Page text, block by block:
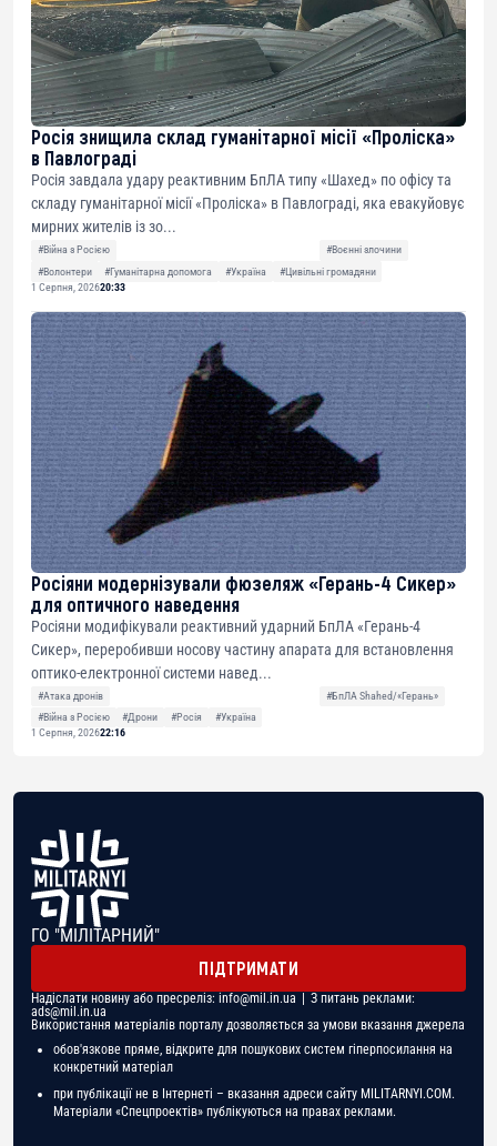
Росія знищила склад гуманітарної місії «Проліска»
в Павлограді
Росія завдала удару реактивним БпЛА типу «Шахед» по офісу та
складу гуманітарної місії «Проліска» в Павлограді, яка евакуйовує
мирних жителів із зо...
#Війна з Росією
#Воєнні злочини
#Волонтери
#Гуманітарна допомога #Україна
#Цивільні громадяни
1 Серпня, 202620:33
Росіяни модернізували фюзеляж «Герань-4 Сикер»
для оптичного наведення
Росіяни модифікували реактивний ударний БпЛА «Герань-4
Сикер», переробивши носову частину апарата для встановлення
оптико-електронної системи навед...
#Атака дронів
#БпЛА Shahed/«Герань»
#Війна з Росією
#Дрони #Росія
#Україна
1 Серпня, 202622:16
ГО "МІЛІТАРНИЙ"
ПІДТРИМАТИ
Надіслати новину або пресреліз: info@mil.in.ua | З питань реклами:
ads@mil.in.ua
Використання матеріалів порталу дозволяється за умови вказання джерела
обов'язкове пряме, відкрите для пошукових систем гіперпосилання на
конкретний матеріал
при публікації не в Інтернеті – вказання адреси сайту MILITARNYI.COM.
Матеріали «Спецпроектів» публікуються на правах реклами.